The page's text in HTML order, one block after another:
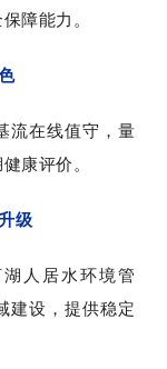
障能力。
流在线值守，量
康评价。
级
人居水环境管
建设，提供稳定